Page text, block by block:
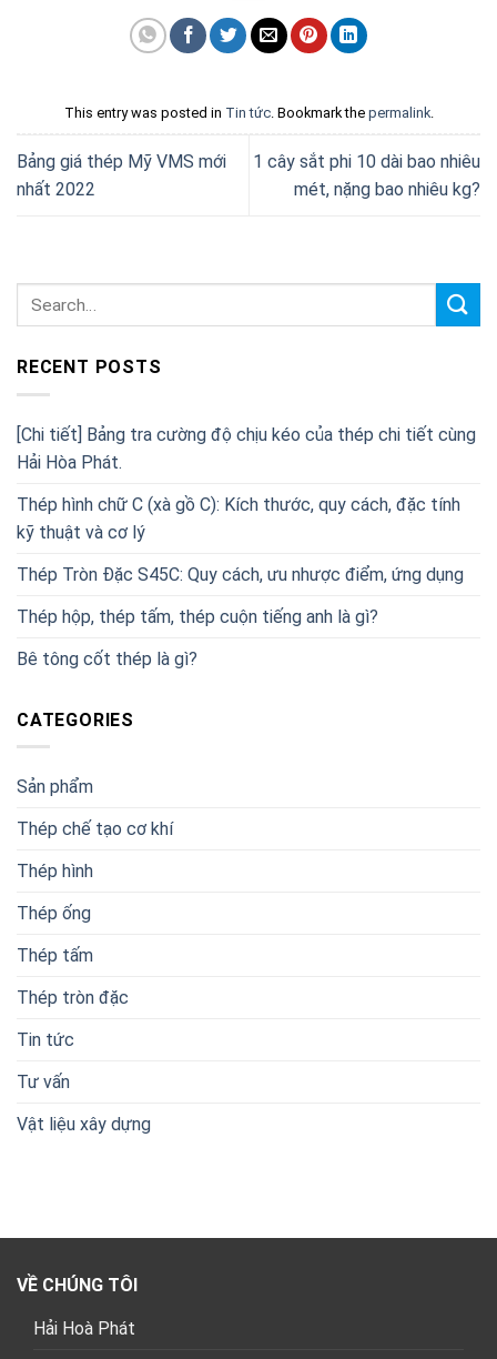
This entry was posted in Tin tức. Bookmark the permalink.
Bảng giá thép Mỹ VMS mới
nhất 2022
1 cây sắt phi 10 dài bao nhiêu
mét, nặng bao nhiêu kg?
RECENT POSTS
[Chi tiết] Bảng tra cường độ chịu kéo của thép chi tiết cùng
Hải Hòa Phát.
Thép hình chữ C (xà gồ C): Kích thước, quy cách, đặc tính
kỹ thuật và cơ lý
Thép Tròn Đặc S45C: Quy cách, ưu nhược điểm, ứng dụng
Thép hộp, thép tấm, thép cuộn tiếng anh là gì?
Bê tông cốt thép là gì?
CATEGORIES
Sản phẩm
Thép chế tạo cơ khí
Thép hình
Thép ống
Thép tấm
Thép tròn đặc
Tin tức
Tư vấn
Vật liệu xây dựng
VỀ CHÚNG TÔI
Hải Hoà Phát